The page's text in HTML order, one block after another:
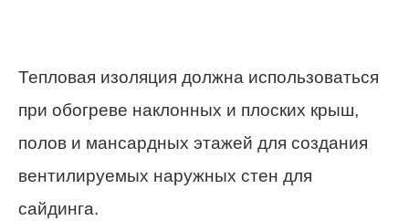
Тепловая изоляция должна использоваться
при обогреве наклонных и плоских крыш,
полов и мансардных этажей для создания
вентилируемых наружных стен для
сайдинга.